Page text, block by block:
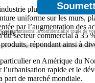
garantissons la confidentialité totale de
plus large de la
uniforme sur les
par l’augmentation
secteur commercial à
répondant ainsi à
en Amérique du
rapide et le
part de marché mondiale.